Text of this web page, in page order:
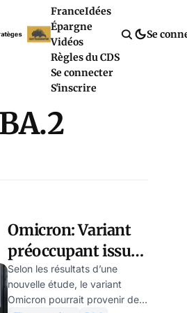
FranceIdées
Épargne
Vidéos
Règles du CDS
Se connecter
S'inscrire
Se
BA.2
Omicron: Variant
préoccupant issu
de deux lignées
antérieures de
Selon les résultats d’une
nouvelle étude, le variant
Omicron pourrait provenir de